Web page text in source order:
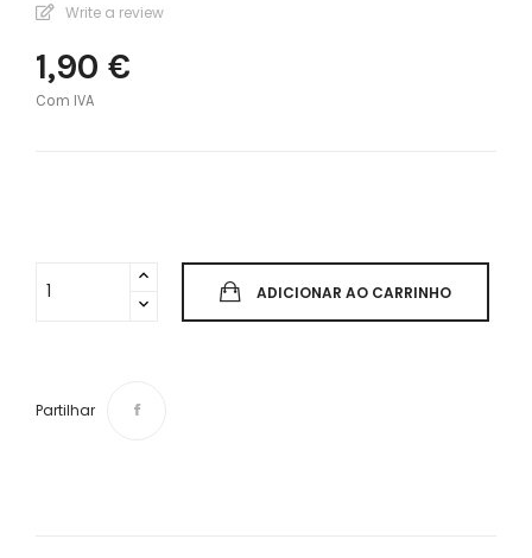
Write a review
1,90 €
Com IVA
ADICIONAR AO CARRINHO
Partilhar